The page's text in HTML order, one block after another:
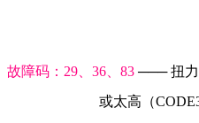
故障码：29、36、83 ─── 扭力
或太高